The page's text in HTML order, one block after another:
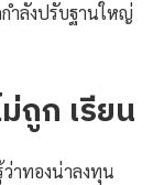
ำลังปรับฐานใหญ่
ถูก เรียน
าทองน่าลงทุน